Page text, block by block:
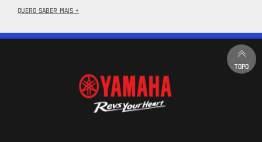
QUERO SABER MAIS +
TOPO